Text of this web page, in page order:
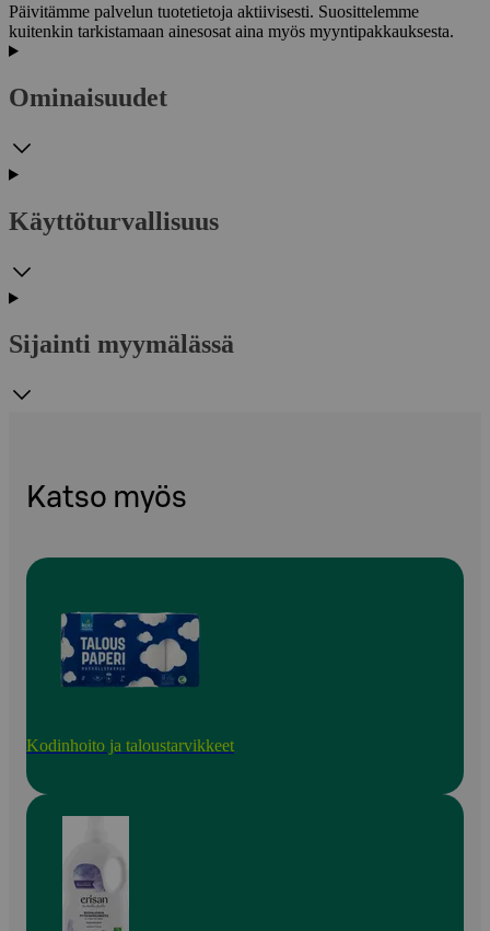
Päivitämme palvelun tuotetietoja aktiivisesti. Suosittelemme
kuitenkin tarkistamaan ainesosat aina myös myyntipakkauksesta.
Ominaisuudet
Käyttöturvallisuus
Sijainti myymälässä
Katso myös
Kodinhoito ja taloustarvikkeet